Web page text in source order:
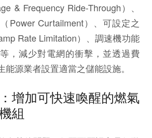
& Frequency Ride-Through）、
Power Curtailment）、可設定之
Rate Limitation）、調速機功能
等，減少對電網的衝擊，並透過費
能源業者設置適當之儲能設施。
增加可快速喚醒的燃氣
組